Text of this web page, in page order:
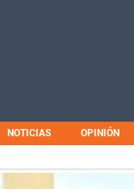
NOTICIAS OPINIÓN